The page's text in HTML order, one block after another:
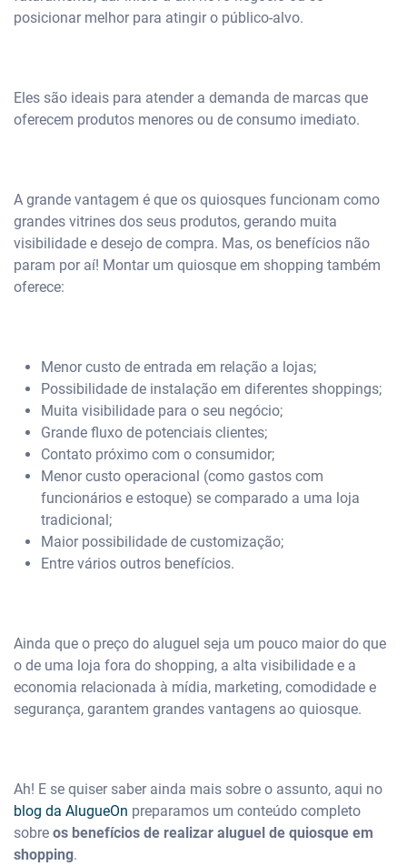
posicionar melhor para atingir o público-alvo.
Eles são ideais para atender a demanda de marcas que
oferecem produtos menores ou de consumo imediato.
A grande vantagem é que os quiosques funcionam como
grandes vitrines dos seus produtos, gerando muita
visibilidade e desejo de compra. Mas, os benefícios não
param por aí! Montar um quiosque em shopping também
oferece:
Menor custo de entrada em relação a lojas;
Possibilidade de instalação em diferentes shoppings;
Muita visibilidade para o seu negócio;
Grande fluxo de potenciais clientes;
Contato próximo com o consumidor;
Menor custo operacional (como gastos com
funcionários e estoque) se comparado a uma loja
tradicional;
Maior possibilidade de customização;
Entre vários outros benefícios.
Ainda que o preço do aluguel seja um pouco maior do que
o de uma loja fora do shopping, a alta visibilidade e a
economia relacionada à mídia, marketing, comodidade e
segurança, garantem grandes vantagens ao quiosque.
Ah! E se quiser saber ainda mais sobre o assunto, aqui no
blog da AlugueOn preparamos um conteúdo completo
sobre os benefícios de realizar aluguel de quiosque em
shopping.